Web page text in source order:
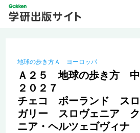
地球の歩き方Ａ ヨーロッパ
Ａ２５ 地球の歩き方
２０２７
チェコ ポーランド ス
ガリー スロヴェニア
ニア・ヘルツェゴヴィナ